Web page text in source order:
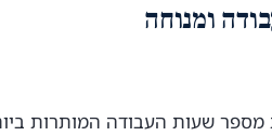
ומנוחה
שעות העבודה המותרות